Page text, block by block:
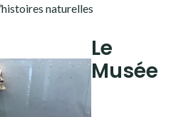
naturelles
Le
Musée